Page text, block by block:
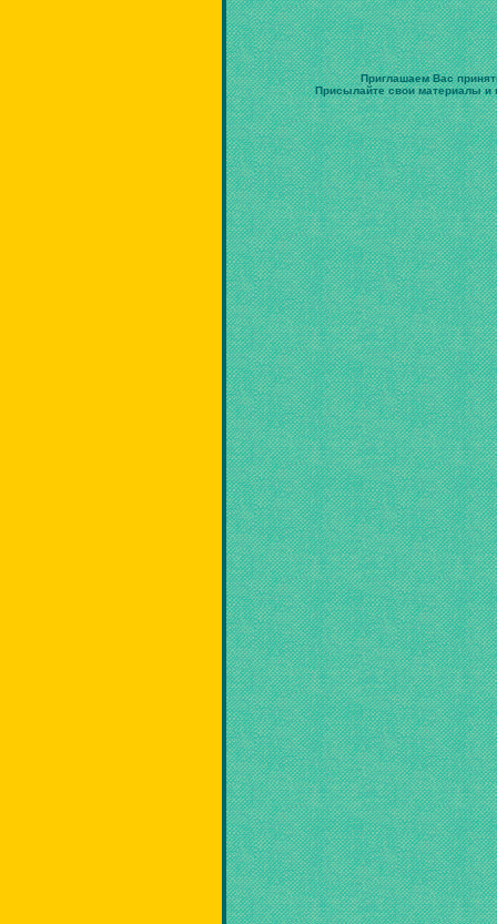
Приглашаем Вас
Присылайте свои материалы и